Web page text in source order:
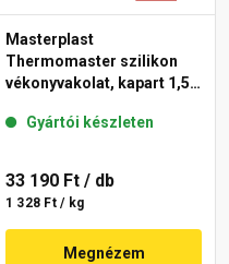
Masterplast
Thermomaster szilikon
vékonyvakolat, kapart 1,5
Gyártói készleten
33 190 Ft / db
1 328 Ft / kg
Megnézem